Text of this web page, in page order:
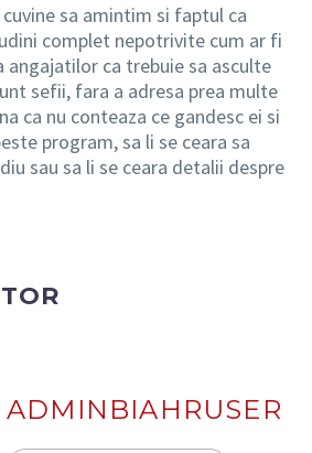
sa amintim si faptul ca
complet nepotrivite cum ar fi
angajatilor ca trebuie sa asculte
sefii, fara a adresa prea multe
ca nu conteaza ce gandesc ei si
program, sa li se ceara sa
sau sa li se ceara detalii despre
ADMINBIAHRUSER